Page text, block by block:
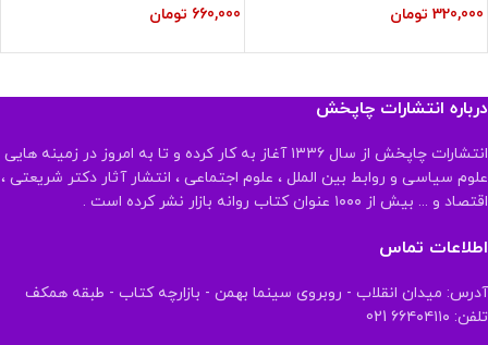
320,000 تومان 660,000 تومان
درباره انتشارات چاپخش
انتشارات چاپخش از سال ۱۳۳۶ آغاز به کار کرده و تا به امروز در زمینه هایی
علوم سیاسی و روابط بین الملل ، علوم اجتماعی ، انتشار آثار دکتر شریعتی ،
اقتصاد و ... بیش از ۱۰۰۰ عنوان کتاب روانه بازار نشر کرده است .
اطلاعات تماس
آدرس: میدان انقلاب - روبروی سینما بهمن - بازارچه کتاب - طبقه همکف
تلفن: ۶۶۴۰۴۱۱۰ 021